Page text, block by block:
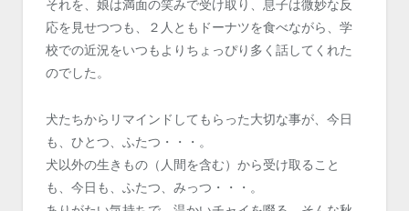
それを、娘は満面の笑みで受け取り、息子は微妙な反
応を見せつつも、２人ともドーナツを食べながら、学
校での近況をいつもよりちょっぴり多く話してくれた
のでした。
犬たちからリマインドしてもらった大切な事が、今日
も、ひとつ、ふたつ・・・。
犬以外の生きもの（人間を含む）から受け取ること
も、今日も、ふたつ、みっつ・・・。